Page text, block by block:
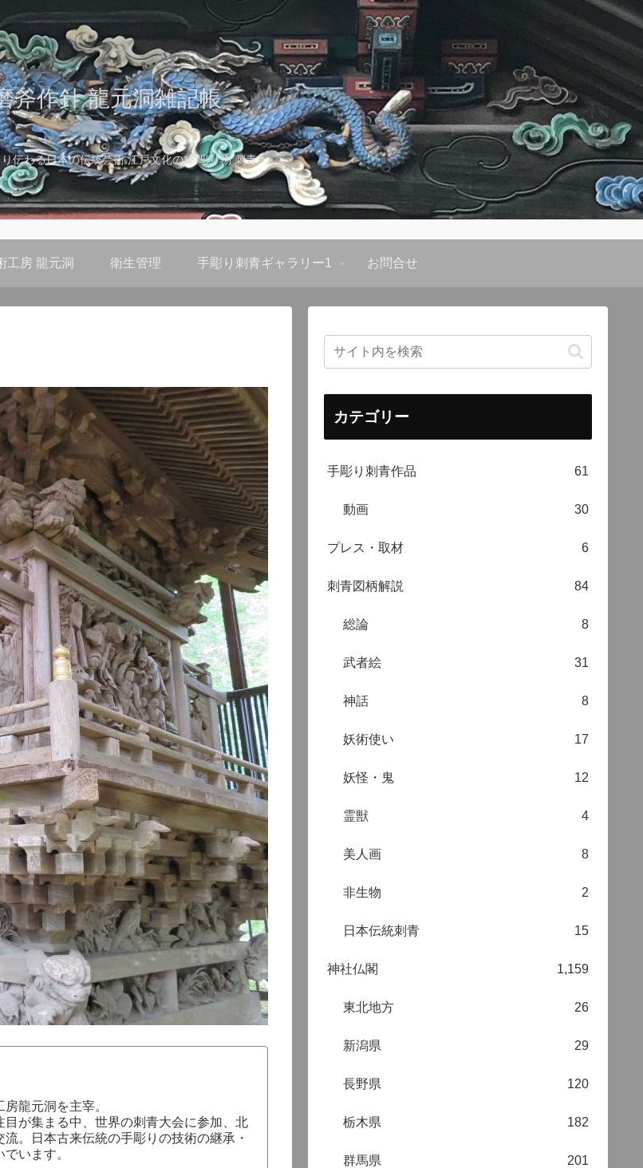
斧作針 龍元洞雑記帳
伝わる日本の伝統芸術 江戸文化の粋 彫り物 刺青
工房 龍元洞 衛生管理 手彫り刺青ギャラリー1 お問合せ
龍元洞を主宰。
が集まる中、世界の刺青大会に参加、北
。日本古来伝統の手彫りの技術の継承・
います。
カテゴリー
手彫り刺青作品 61
動画 30
プレス・取材 6
刺青図柄解説 84
総論 8
武者絵 31
神話 8
妖術使い 17
妖怪・鬼 12
霊獣 4
美人画 8
非生物 2
日本伝統刺青 15
神社仏閣 1,159
東北地方 26
新潟県 29
長野県 120
栃木県 182
群馬県 201